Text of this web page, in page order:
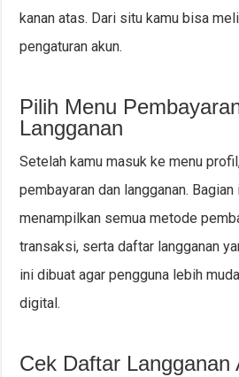
kanan atas. Dari situ kamu bisa
pengaturan akun.
Pilih Menu
Langganan
Setelah kamu masuk ke menu
pembayaran dan langganan. Bagian
menampilkan semua metode
transaksi, serta daftar langganan
ini dibuat agar pengguna lebih
digital.
Cek Daftar Langganan